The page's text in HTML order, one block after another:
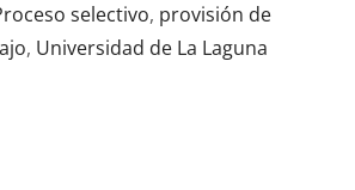
selectivo, provisión de
, Universidad de La Laguna